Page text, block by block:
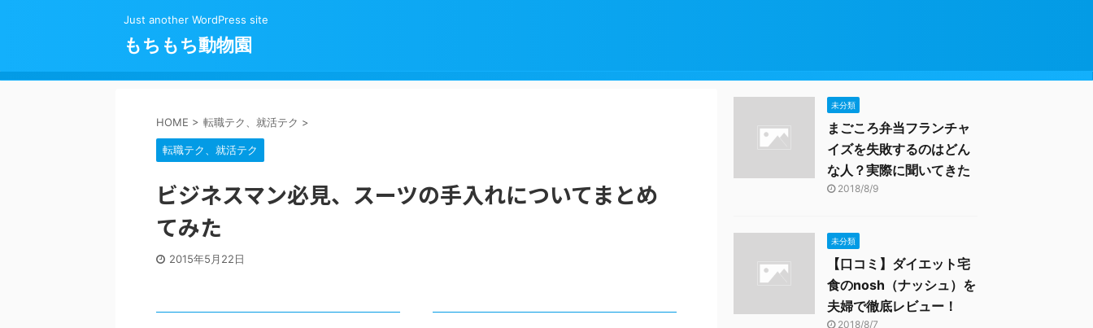
Just another WordPress site
もちもち動物園
HOME > 転職テク、就活テク >
転職テク、就活テク
ビジネスマン必見、スーツの手入れについてまとめ
てみた
2015年5月22日
未分類
まごころ弁当フランチャ
イズを失敗するのはどん
な人？実際に聞いてきた
2018/8/9
未分類
【口コミ】ダイエット宅
食のnosh（ナッシュ）を
夫婦で徹底レビュー！
2018/8/7